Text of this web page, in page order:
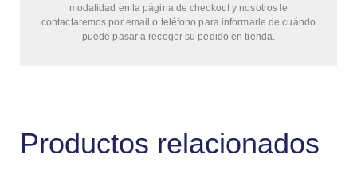
modalidad en la página de checkout y nosotros le
contactaremos por email o teléfono para informarle de cuándo
puede pasar a recoger su pedido en tienda.
Productos relacionados